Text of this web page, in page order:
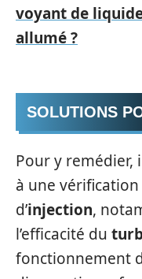
voyant de
allumé ?
SOLUTIONS
Pour y remédier,
à une
d’injection,
l’efficacité du
fonctionnement